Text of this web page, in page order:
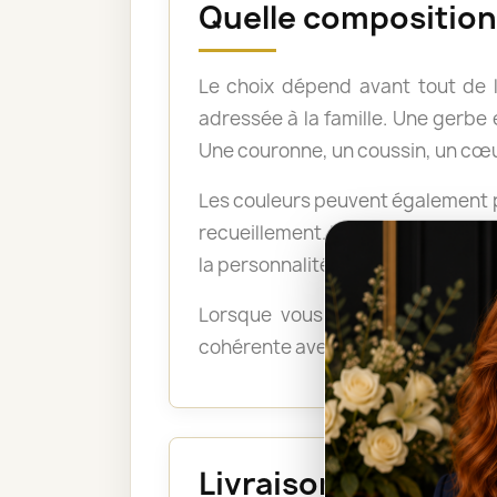
Quelle
Le choix dépend avant tout de
adressée à la famille. Une
Une couronne, un coussin, un
Les couleurs peuvent
recueillement. Les tons pastel
la personnalité du défunt ou
Lorsque vous ne savez pas
cohérente avec le lieu, le
Livraison au